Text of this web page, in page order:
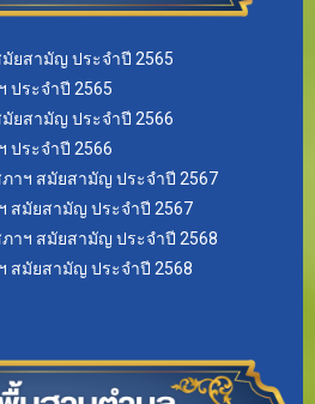
ยสามัญ ประจำปี 2565
ประจำปี 2565
ยสามัญ ประจำปี 2566
ประจำปี 2566
าฯ สมัยสามัญ ประจำปี 2567
สมัยสามัญ ประจำปี 2567
าฯ สมัยสามัญ ประจำปี 2568
สมัยสามัญ ประจำปี 2568